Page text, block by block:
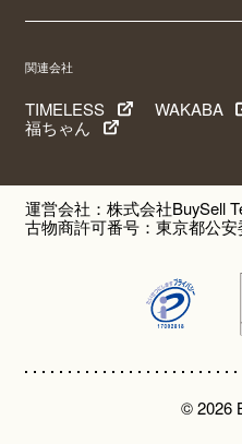
関連会社
TIMELESS WAKABA
福ちゃん
運営会社：株式会社BuySell
古物商許可番号：東京都公
© 2026